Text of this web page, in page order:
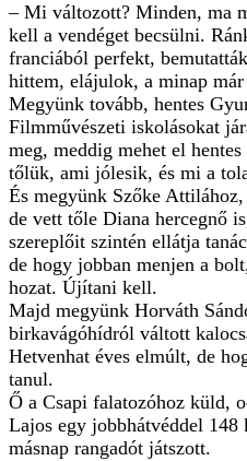
– Mi változott? Minden, ma
kell a vendéget becsülni.
franciából perfekt,
hittem, elájulok, a minap
Megyünk tovább, hentes
Filmművészeti iskolásokat
meg, meddig mehet el
tőlük, ami jólesik, és mi a
És megyünk Szőke
de vett tőle Diana hercegnő
szereplőit szintén ellátja
de hogy jobban menjen a
hozat. Újítani kell.
Majd megyünk Horváth
birkavágóhídról váltott
Hetvenhat éves elmúlt, de
tanul.
Ő a Csapi falatozóhoz küld,
Lajos egy jobbhátvéddel
másnap rangadót játszott.